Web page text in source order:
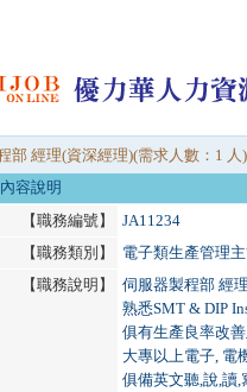
部 經理(資深經理)(需求人數：1 人)
容說明
【職務編號】
JA11234
【職務類別】
電子類生產管理
【職務說明】
伺服器製程部 經
熟悉SMT & DIP
俱有生產良率改
大專以上電子, 電
俱備英文聽,說,讀,